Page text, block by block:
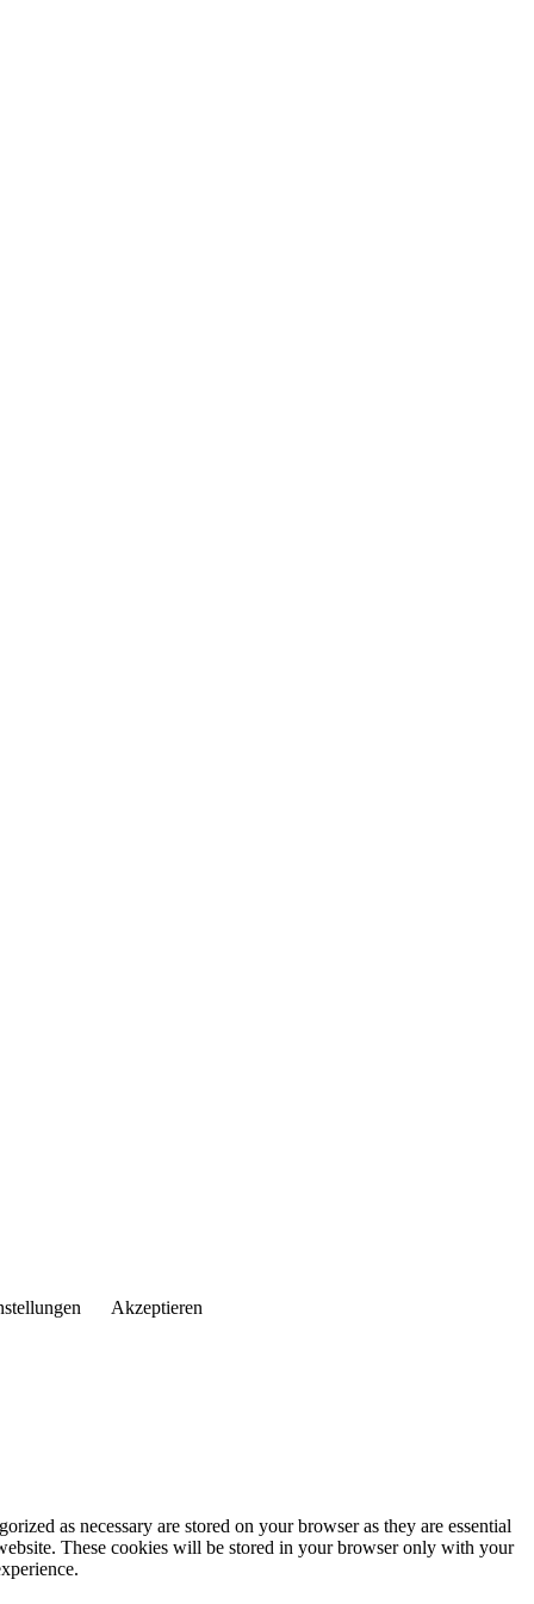
Akzeptieren
as necessary are stored on your browser as they are essential
These cookies will be stored in your browser only with your